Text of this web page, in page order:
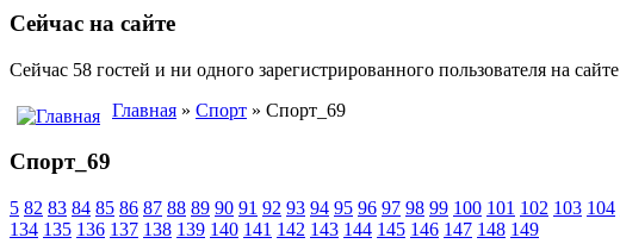
Сейчас на сайте
Сейчас 58 гостей и ни одного зарегистрированного пользователя на сайте
Главная » Спорт » Спорт_69
Спорт_69
5 82 83 84 85 86 87 88 89 90 91 92 93 94 95 96 97 98 99 100 101 102 103 104
134 135 136 137 138 139 140 141 142 143 144 145 146 147 148 149